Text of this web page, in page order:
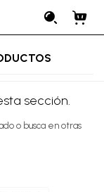
sección.
o busca en otras